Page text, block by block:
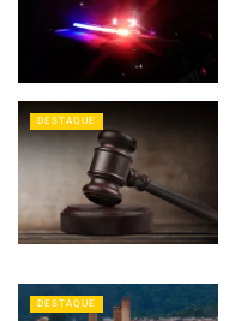
DESTAQUE
DESTAQUE